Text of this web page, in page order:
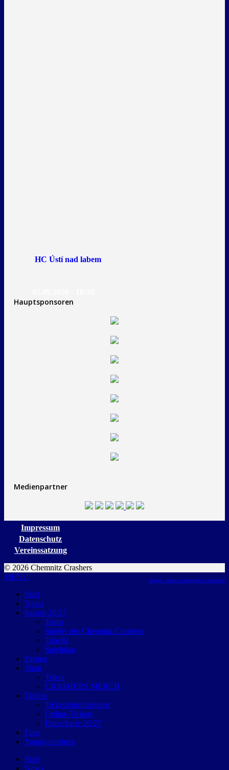
HC Ústí nad labem
Hauptsponsoren
Medienpartner
Impressum
Datenschutz
Vereinssatzung
© 2026 Chemnitz Crashers
design: future werbeagentur chemnitz
MENU
Start
News
Saison 26/27
Team
Spieler der Chemnitz Crashers
Tabelle
Spielplan
Partner
Shop
Trikot
CRASHERS MERCH
Tickets
Ticketinformationen
Online-Tickets
Dauerkarte 26/27
Fans
Young-crashers
Start